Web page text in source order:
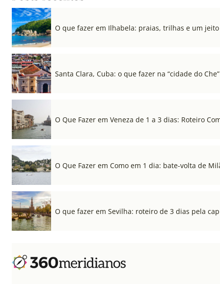
O que fazer em Ilhabela: praias, trilhas e um
Santa Clara, Cuba: o que fazer na “cidade do Che”
O Que Fazer em Veneza de 1 a 3 dias: Roteiro
O Que Fazer em Como em 1 dia: bate-volta de
O que fazer em Sevilha: roteiro de 3 dias pela